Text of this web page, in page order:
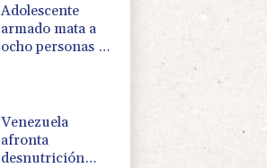
Adolescente
armado mata a
ocho personas en
Venezuela
afronta
desnutrición